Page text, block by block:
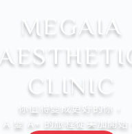
MEGAIA
CLINIC
你值得變成更好的你，
A 變 A+ 的旅程從美加開始。